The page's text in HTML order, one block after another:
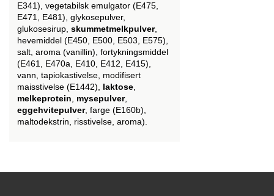
E341), vegetabilsk emulgator (E475,
E471, E481), glykosepulver,
glukosesirup,skummetmelkpulver,
hevemiddel (E450, E500, E503, E575),
salt, aroma (vanillin), fortykningsmiddel
(E461, E470a, E410, E412, E415),
vann, tapiokastivelse, modifisert
maisstivelse (E1442), laktose,
melkeprotein, mysepulver,
eggehvitepulver, farge (E160b),
maltodekstrin, risstivelse, aroma).